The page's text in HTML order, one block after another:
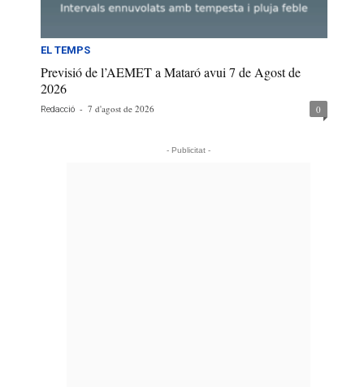
EL TEMPS
Previsió de l’AEMET a Mataró avui 7 de Agost de
2026
Redacció - 7 d'agost de 2026 0
- Publicitat -